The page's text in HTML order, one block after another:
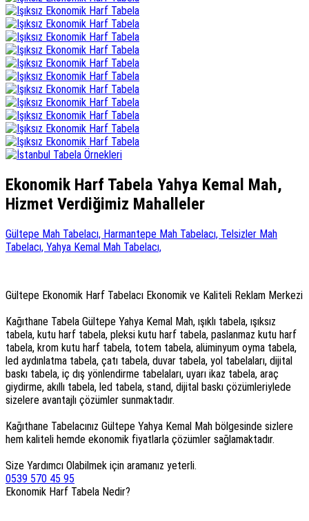
Ekonomik Harf Tabela Yahya Kemal Mah,
Hizmet Verdiğimiz Mahalleler
Gültepe Mah Tabelacı, Harmantepe Mah Tabelacı, Telsizler Mah
Tabelacı, Yahya Kemal Mah Tabelacı,
Gültepe Ekonomik Harf Tabelacı Ekonomik ve Kaliteli Reklam Merkezi
Kağıthane Tabela Gültepe Yahya Kemal Mah, ışıklı tabela, ışıksız
tabela, kutu harf tabela, pleksi kutu harf tabela, paslanmaz kutu harf
tabela, krom kutu harf tabela, totem tabela, alüminyum oyma tabela,
led aydınlatma tabela, çatı tabela, duvar tabela, yol tabelaları, dijital
baskı tabela, iç dış yönlendirme tabelaları, uyarı ikaz tabela, araç
giydirme, akıllı tabela, led tabela, stand, dijital baskı çözümleriylede
sizelere avantajlı çözümler sunmaktadır.
Kağıthane Tabelacınız Gültepe Yahya Kemal Mah bölgesinde sizlere
hem kaliteli hemde ekonomik fiyatlarla çözümler sağlamaktadır.
Size Yardımcı Olabilmek için aramanız yeterli.
0539 570 45 95
Ekonomik Harf Tabela Nedir?